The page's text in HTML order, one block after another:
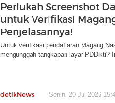
Perlukah Screenshot
untuk Verifikasi
Penjelasannya!
Untuk verifikasi pendaftaran Magang
mengunggah tangkapan layar PDDikti?
detikNews Senin, 20 Jul 2026